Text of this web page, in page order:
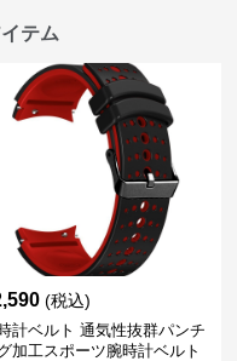
テム
(税込)
計ベルト 通気性抜群パンチ
加工スポーツ腕時計ベルト